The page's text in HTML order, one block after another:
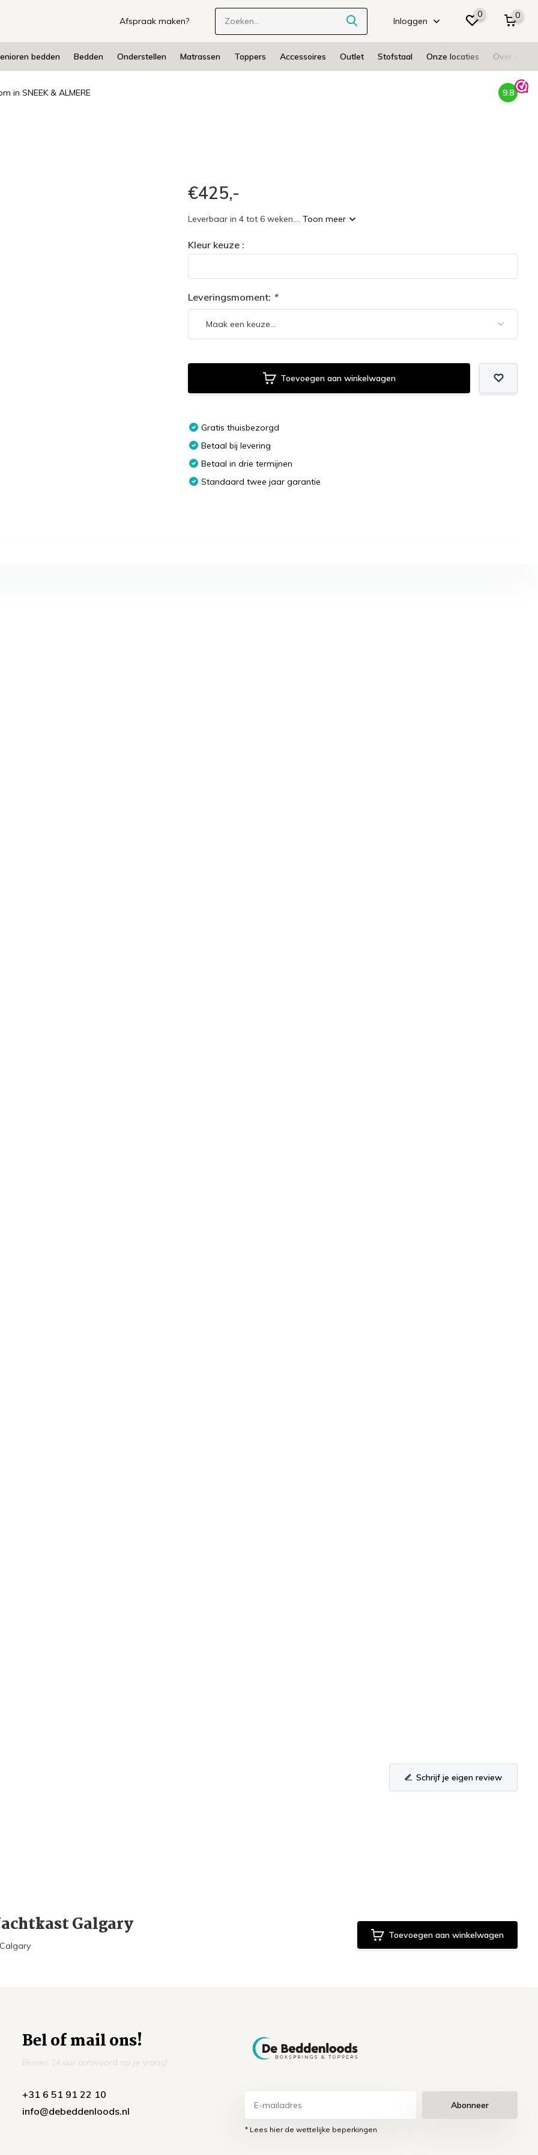
Afspraak maken? Inloggen
0 0
bedden Bedden Onderstellen Matrassen Toppers Accessoires Outlet Stofstaal Onze locaties Over ons
in SNEEK & ALMERE 9.8
€425,-
Leverbaar in 4 tot 6 weken....Toon meer
Kleur keuze :
Leveringsmoment: *
Toevoegen aan winkelwagen
Gratis thuisbezorgd
Betaal bij levering
Betaal in drie termijnen
Standaard twee jaar garantie
Schrijf je eigen review
Galgary Toevoegen aan winkelwagen
Bel of mail ons!
Binnen 24 uur antwoord op je vraag!
+31 6 51 91 22 10
info@debeddenloods.nl
Abonneer
* Lees hier de wettelijke beperkingen